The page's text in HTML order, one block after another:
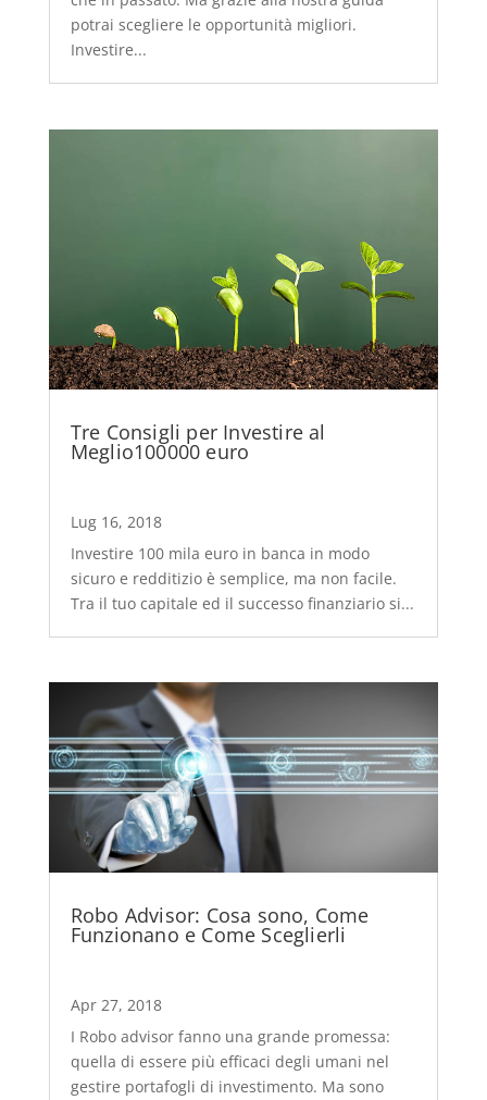
potrai scegliere le opportunità migliori.
Investire...
Tre Consigli per Investire al
Meglio100000 euro
Lug 16, 2018
Investire 100 mila euro in banca in modo
sicuro e redditizio è semplice, ma non facile.
Tra il tuo capitale ed il successo finanziario si...
Robo Advisor: Cosa sono, Come
Funzionano e Come Sceglierli
Apr 27, 2018
I Robo advisor fanno una grande promessa:
quella di essere più efficaci degli umani nel
gestire portafogli di investimento. Ma sono